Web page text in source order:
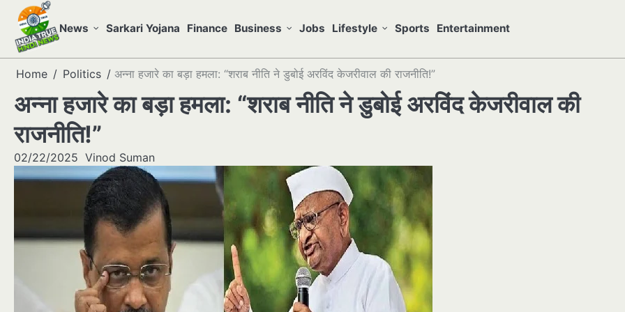
Skip
content
News Sarkari Yojana Finance Business Jobs Lifestyle Sports Entertainment
Home
Politics अन्ना हजारे का बड़ा हमला: “शराब नीति ने डुबोई अरविंद केजरीवाल की राजनीति!”
अन्ना हजारे का बड़ा हमला: “शराब नीति ने डुबोई अरविंद केजरीवाल की
राजनीति!”
02/22/2025 Vinod Suman